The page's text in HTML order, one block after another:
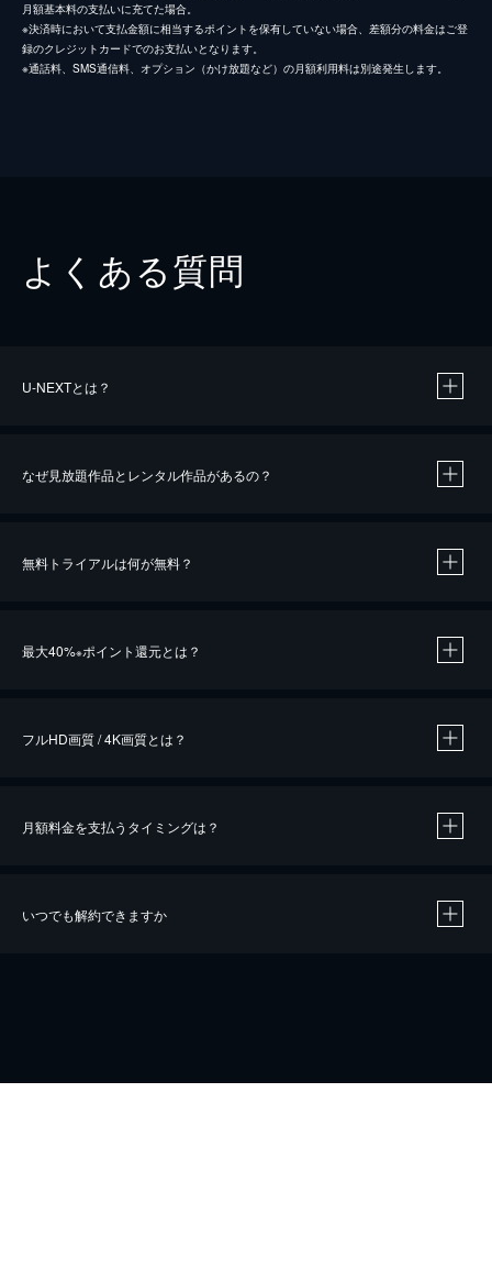
月額基本料の支払いに充てた場合。
※決済時において支払金額に相当するポイントを保有していない場合、差額分の料金はご登
録のクレジットカードでのお支払いとなります。
※通話料、SMS通信料、オプション（かけ放題など）の月額利用料は別途発生します。
よくある質問
U-NEXTとは？
なぜ見放題作品とレンタル作品があるの？
無料トライアルは何が無料？
最大40%※ポイント還元とは？
※40％ポイント還元の対象は、クレジットカード決済による作品の購入 / レンタルです。
フルHD画質 / 4K画質とは？
月額料金を支払うタイミングは？
いつでも解約できますか